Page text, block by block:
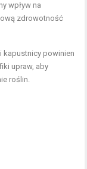
wpływ na
zdrowotność
kapustnicy powinien
upraw, aby
roślin.